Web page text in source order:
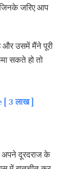
जरिए आप
और उसमें मैंने पूरी
सकते हो तो
3 लाख ]
अपने दूरदराज के